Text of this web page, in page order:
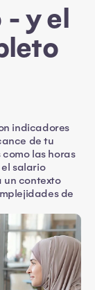
y el
indicadores
de tu
las horas
salario
un contexto
de